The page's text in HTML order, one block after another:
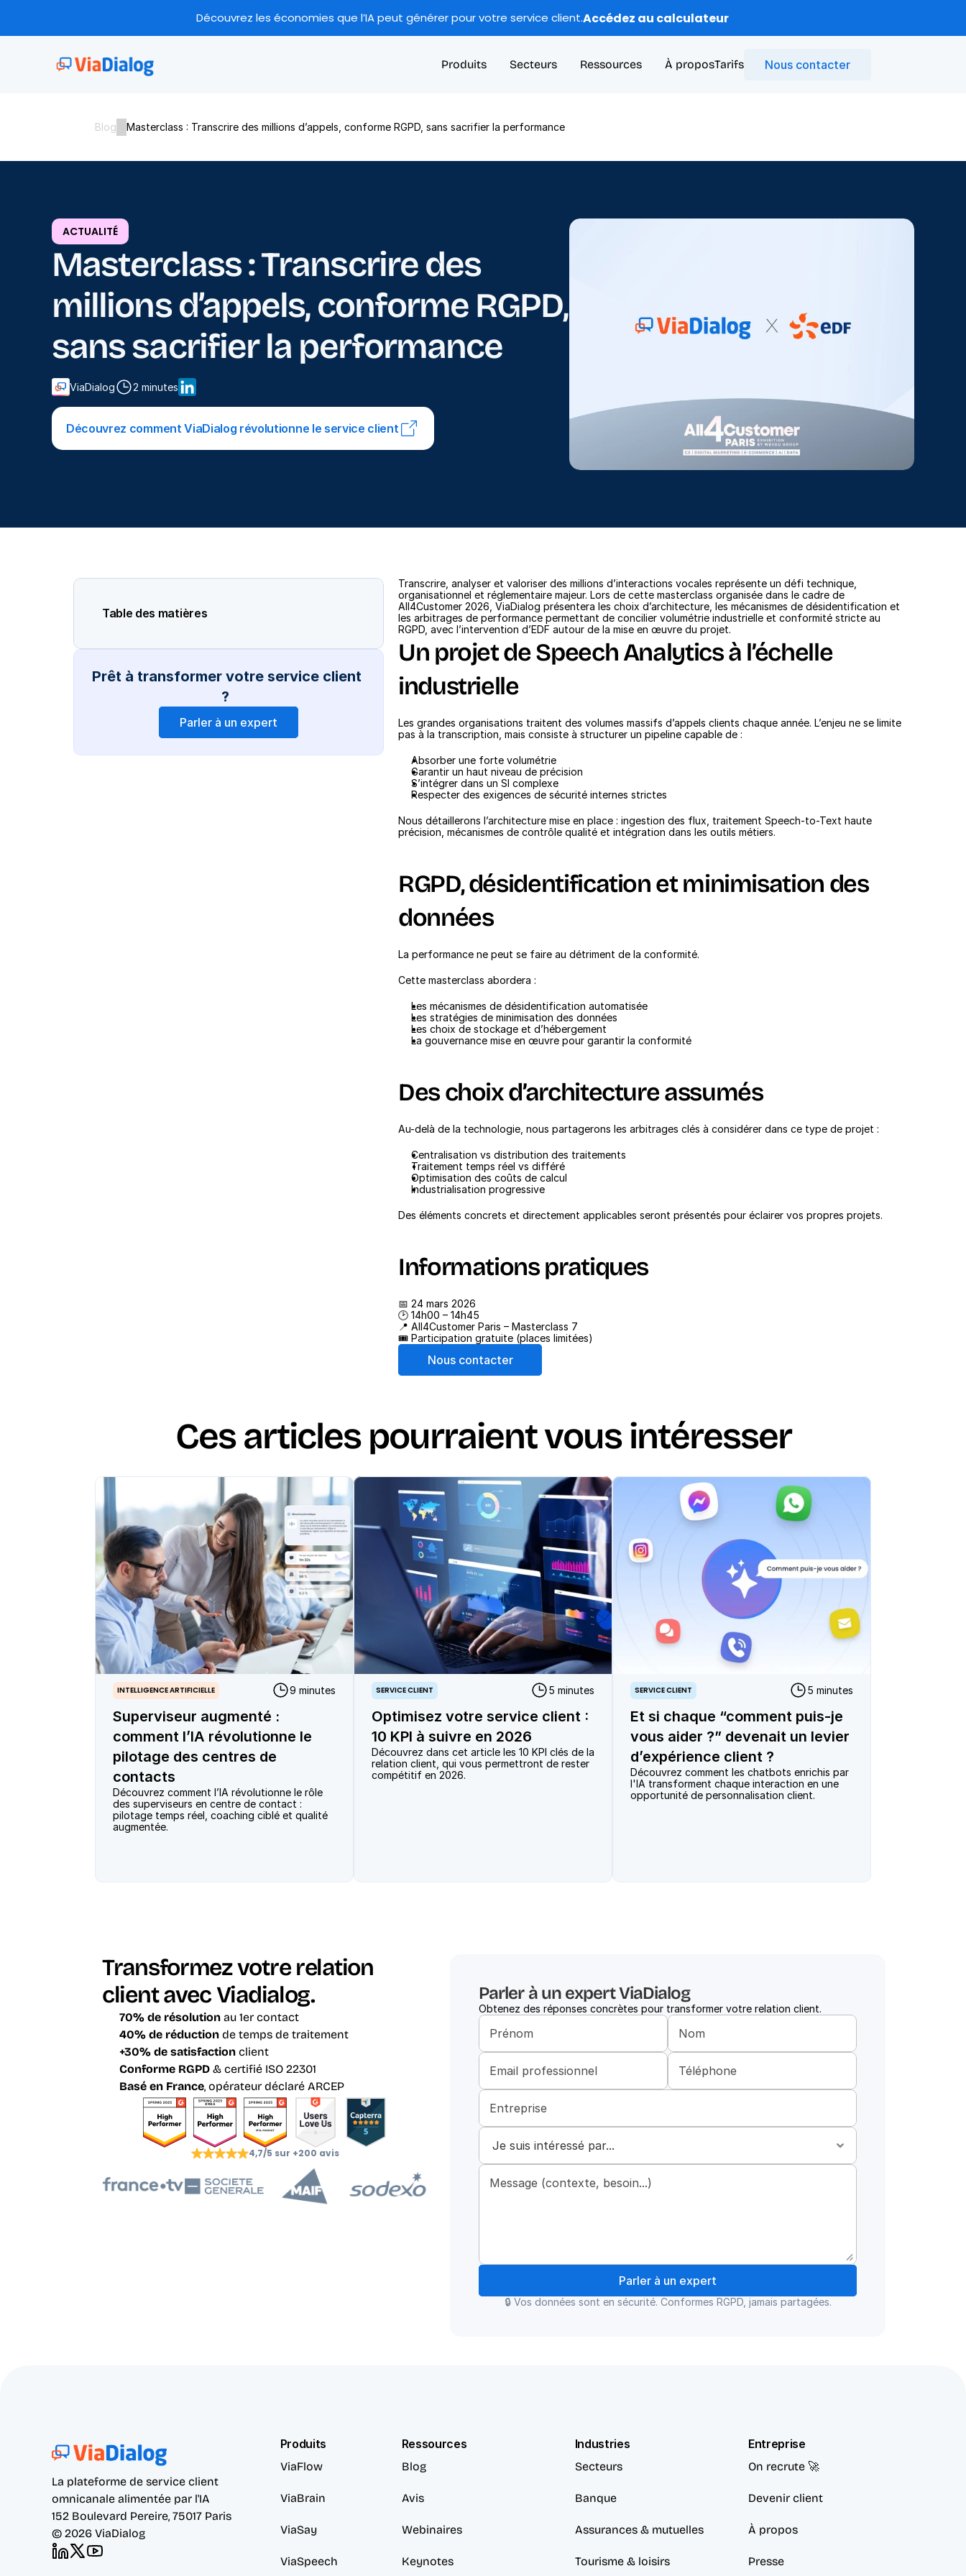
Découvrez les économies que l’IA peut générer pour votre service client.Accédez au calculateur
Produits Secteurs Ressources À proposTarifs Nous contacter
Blog Masterclass : Transcrire des millions d’appels, conforme RGPD, sans sacrifier la performance
ACTUALITÉ
Masterclass : Transcrire des
millions d’appels, conforme RGPD,
sans sacrifier la performance
ViaDialog 2 minutes
Découvrez comment ViaDialog révolutionne le service client
Table des matières
Prêt à transformer votre service client
?
Parler à un expert
Transcrire, analyser et valoriser des millions d’interactions vocales représente un défi technique,
organisationnel et réglementaire majeur. Lors de cette masterclass organisée dans le cadre de
All4Customer 2026, ViaDialog présentera les choix d’architecture, les mécanismes de désidentification et
les arbitrages de performance permettant de concilier volumétrie industrielle et conformité stricte au
RGPD, avec l’intervention d’EDF autour de la mise en œuvre du projet.
Un projet de Speech Analytics à l’échelle
industrielle
Les grandes organisations traitent des volumes massifs d’appels clients chaque année. L’enjeu ne se limite
pas à la transcription, mais consiste à structurer un pipeline capable de :
Absorber une forte volumétrie
Garantir un haut niveau de précision
S’intégrer dans un SI complexe
Respecter des exigences de sécurité internes strictes
Nous détaillerons l’architecture mise en place : ingestion des flux, traitement Speech-to-Text haute
précision, mécanismes de contrôle qualité et intégration dans les outils métiers.
RGPD, désidentification et minimisation des
données
La performance ne peut se faire au détriment de la conformité.
Cette masterclass abordera :
Les mécanismes de désidentification automatisée
Les stratégies de minimisation des données
Les choix de stockage et d’hébergement
La gouvernance mise en œuvre pour garantir la conformité
Des choix d’architecture assumés
Au-delà de la technologie, nous partagerons les arbitrages clés à considérer dans ce type de projet :
Centralisation vs distribution des traitements
Traitement temps réel vs différé
Optimisation des coûts de calcul
Industrialisation progressive
Des éléments concrets et directement applicables seront présentés pour éclairer vos propres projets.
Informations pratiques
📅 24 mars 2026
🕑 14h00 – 14h45
📍 All4Customer Paris – Masterclass 7
🎟 Participation gratuite (places limitées)
Nous contacter
Ces articles pourraient vous intéresser
Superviseur augmenté :
comment l’IA révolutionne le
pilotage des centres de
contacts
INTELLIGENCE ARTIFICIELLE 9 minutes
Découvrez comment l’IA révolutionne le rôle
des superviseurs en centre de contact :
pilotage temps réel, coaching ciblé et qualité
augmentée.
Optimisez votre service client :
10 KPI à suivre en 2026
SERVICE CLIENT 5 minutes
Découvrez dans cet article les 10 KPI clés de la
relation client, qui vous permettront de rester
compétitif en 2026.
Et si chaque “comment puis-je
vous aider ?” devenait un levier
d’expérience client ?
SERVICE CLIENT 5 minutes
Découvrez comment les chatbots enrichis par
l'IA transforment chaque interaction en une
opportunité de personnalisation client.
Transformez votre relation
client avec Viadialog.
70% de résolution au 1er contact
40% de réduction de temps de traitement
+30% de satisfaction client
Conforme RGPD & certifié ISO 22301
Basé en France, opérateur déclaré ARCEP
4,7/5 sur +200 avis
Parler à un expert ViaDialog
Obtenez des réponses concrètes pour transformer votre relation client.
Parler à un expert
🔒 Vos données sont en sécurité. Conformes RGPD, jamais partagées.
La plateforme de service client
omnicanale alimentée par l'IA
152 Boulevard Pereire, 75017 Paris
© 2026 ViaDialog
Produits
ViaFlow
ViaBrain
ViaSay
ViaSpeech
Ressources
Blog
Avis
Webinaires
Keynotes
Industries
Secteurs
Banque
Assurances & mutuelles
Tourisme & loisirs
Entreprise
On recrute 🚀
Devenir client
À propos
Presse